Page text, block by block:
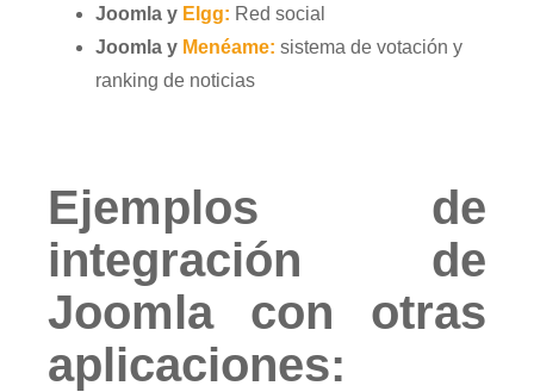
Joomla y Elgg: Red social
Joomla y Menéame: sistema de votación y
ranking de noticias
Ejemplos de
integración de
Joomla con otras
aplicaciones: